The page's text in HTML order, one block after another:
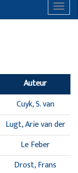
Auteur
Cuyk, S. van
Lugt, Arie van der
Le Feber
Drost, Frans